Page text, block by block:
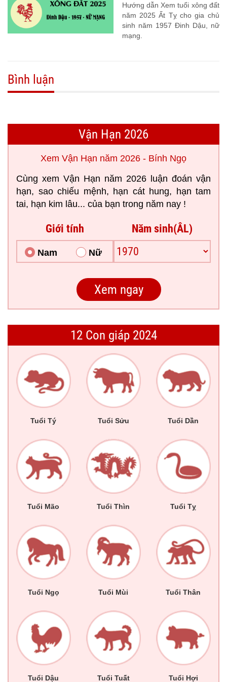
Hướng dẫn Xem tuổi xông đất
năm 2025 Ất Tỵ cho gia chủ
sinh năm 1957 Đinh Dậu, nữ
mạng.
Bình luận
Vận Hạn 2026
Xem Vận Hạn năm 2026 - Bính Ngọ
Cùng xem Vận Hạn năm 2026 luận đoán vận
hạn, sao chiếu mệnh, hạn cát hung, hạn tam
tai, hạn kim lâu... của bạn trong năm nay !
Giới tính
Nam Nữ
Năm sinh(ÂL)
12 Con giáp 2024
Tuổi Tý Tuổi Sửu Tuổi Dần
Tuổi Mão Tuổi Thìn Tuổi Tỵ
Tuổi Ngọ Tuổi Mùi Tuổi Thân
Tuổi Dậu Tuổi Tuất Tuổi Hợi